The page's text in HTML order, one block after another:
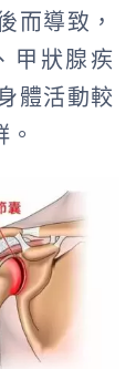
而導致，
甲狀腺疾
體活動較